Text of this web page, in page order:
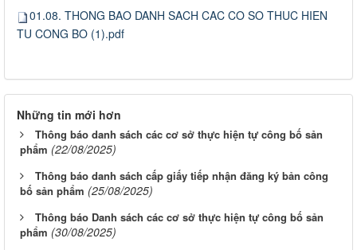
01.08. THONG BAO DANH SACH CAC CO SO THUC HIEN
TU CONG BO (1).pdf
Những tin mới hơn
Thông báo danh sách các cơ sở thực hiện tự công bố sản
phẩm (22/08/2025)
Thông báo danh sách cấp giấy tiếp nhận đăng ký bản công
bố sản phẩm (25/08/2025)
Thông báo Danh sách các cơ sở thực hiện tự công bố sản
phẩm (30/08/2025)